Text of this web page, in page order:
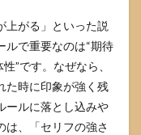
上がる」といった説
ルで重要なのは“期待
”です。なぜなら、
た時に印象が強く残
ールに落とし込みや
は、「セリフの強さ